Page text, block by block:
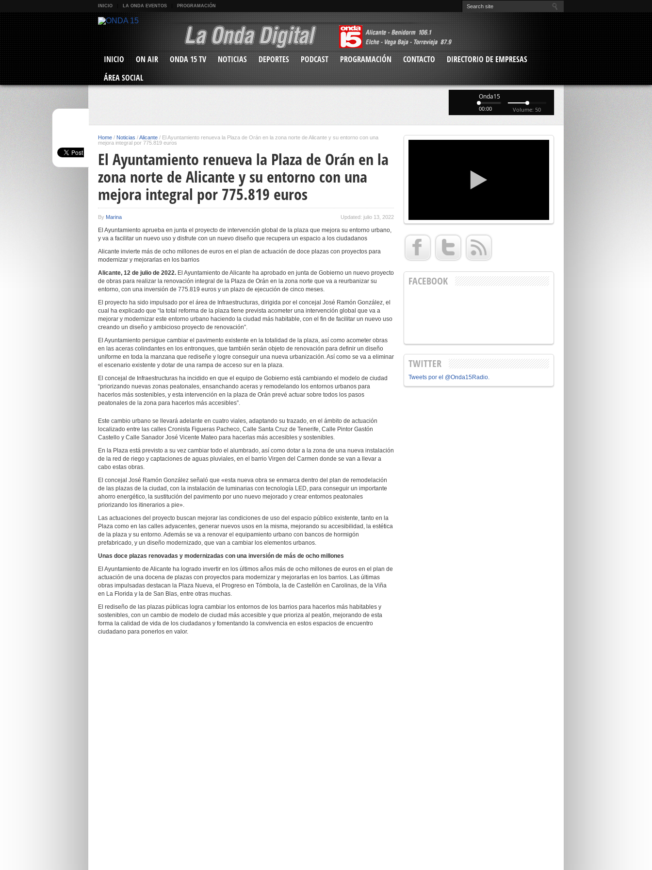
INICIO LA ONDA EVENTOS PROGRAMACIÓN
INICIO ON AIR ONDA 15 TV NOTICIAS DEPORTES PODCAST PROGRAMACIÓN CONTACTO
DIRECTORIO DE EMPRESAS
ÁREA SOCIAL
Onda15
00:00 Volume: 50
Home / Noticias /Alicante / El Ayuntamiento renueva la Plaza de Orán en la zona norte de Alicante y su entorno con una
mejora integral por 775.819 euros
El Ayuntamiento renueva la Plaza de Orán en la
zona norte de Alicante y su entorno con una
mejora integral por 775.819 euros
By Marina Updated: julio 13, 2022
El Ayuntamiento aprueba en junta el proyecto de intervención global de la plaza que mejora su entorno urbano,
y va a facilitar un nuevo uso y disfrute con un nuevo diseño que recupera un espacio a los ciudadanos
Alicante invierte más de ocho millones de euros en el plan de actuación de doce plazas con proyectos para
modernizar y mejorarlas en los barrios
Alicante, 12 de julio de 2022. El Ayuntamiento de Alicante ha aprobado en junta de Gobierno un nuevo proyecto
de obras para realizar la renovación integral de la Plaza de Orán en la zona norte que va a reurbanizar su
entorno, con una inversión de 775.819 euros y un plazo de ejecución de cinco meses.
El proyecto ha sido impulsado por el área de Infraestructuras, dirigida por el concejal José Ramón González, el
cual ha explicado que “la total reforma de la plaza tiene prevista acometer una intervención global que va a
mejorar y modernizar este entorno urbano haciendo la ciudad más habitable, con el fin de facilitar un nuevo uso
creando un diseño y ambicioso proyecto de renovación”.
El Ayuntamiento persigue cambiar el pavimento existente en la totalidad de la plaza, así como acometer obras
en las aceras colindantes en los entronques, que también serán objeto de renovación para definir un diseño
uniforme en toda la manzana que rediseñe y logre conseguir una nueva urbanización. Así como se va a eliminar
el escenario existente y dotar de una rampa de acceso sur en la plaza.
El concejal de Infraestructuras ha incidido en que el equipo de Gobierno está cambiando el modelo de ciudad
“priorizando nuevas zonas peatonales, ensanchando aceras y remodelando los entornos urbanos para
hacerlos más sostenibles, y esta intervención en la plaza de Orán prevé actuar sobre todos los pasos
peatonales de la zona para hacerlos más accesibles”.
Este cambio urbano se llevará adelante en cuatro viales, adaptando su trazado, en el ámbito de actuación
localizado entre las calles Cronista Figueras Pacheco, Calle Santa Cruz de Tenerife, Calle Pintor Gastón
Castello y Calle Sanador José Vicente Mateo para hacerlas más accesibles y sostenibles.
En la Plaza está previsto a su vez cambiar todo el alumbrado, así como dotar a la zona de una nueva instalación
de la red de riego y captaciones de aguas pluviales, en el barrio Virgen del Carmen donde se van a llevar a
cabo estas obras.
El concejal José Ramón González señaló que «esta nueva obra se enmarca dentro del plan de remodelación
de las plazas de la ciudad, con la instalación de luminarias con tecnología LED, para conseguir un importante
ahorro energético, la sustitución del pavimento por uno nuevo mejorado y crear entornos peatonales
priorizando los itinerarios a pie».
Las actuaciones del proyecto buscan mejorar las condiciones de uso del espacio público existente, tanto en la
Plaza como en las calles adyacentes, generar nuevos usos en la misma, mejorando su accesibilidad, la estética
de la plaza y su entorno. Además se va a renovar el equipamiento urbano con bancos de hormigón
prefabricado, y un diseño modernizado, que van a cambiar los elementos urbanos.
Unas doce plazas renovadas y modernizadas con una inversión de más de ocho millones
El Ayuntamiento de Alicante ha logrado invertir en los últimos años más de ocho millones de euros en el plan de
actuación de una docena de plazas con proyectos para modernizar y mejorarlas en los barrios. Las últimas
obras impulsadas destacan la Plaza Nueva, el Progreso en Tómbola, la de Castellón en Carolinas, de la Viña
en La Florida y la de San Blas, entre otras muchas.
El rediseño de las plazas públicas logra cambiar los entornos de los barrios para hacerlos más habitables y
sostenibles, con un cambio de modelo de ciudad más accesible y que prioriza al peatón, mejorando de esta
forma la calidad de vida de los ciudadanos y fomentando la convivencia en estos espacios de encuentro
ciudadano para ponerlos en valor.
FACEBOOK
TWITTER
Tweets por el @Onda15Radio.